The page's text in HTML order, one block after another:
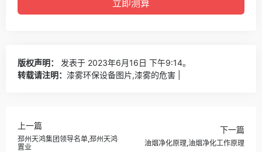
版权声明：
发表于 2023年6月16日 下午9:14。
转载请注明： 漆雾环保设备图片,漆雾的危害 |
上一篇
邳州天鸿集团领导名单,邳州天鸿
置业
下一篇
油烟净化原理,油烟净化工作原理